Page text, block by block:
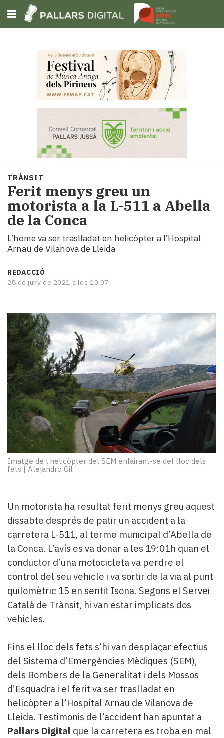
Subscriu-t'hi
Portada
Societat
Política
municipis
Economia
i
turisme
Esports
Mai
i
mitjans
El
temps
Reportatges
Entrevistes
Enquestes
A
escena!
Dis
la
teva!
Subscriptors
La
newsletter
Contingut
patrocinat
Lo
més
Editorial
TRÀNSIT
Ferit menys greu un
motorista a la L-511 a Abella
de la Conca
L’home va ser traslladat en helicòpter a l’Hospital
Arnau de Vilanova de Lleida
REDACCIÓ
28 de juny de 2021 a les 10:07
Imatge de l’helicòpter del SEM enlairant-se del lloc dels
fets | Alejandro Gil
Un motorista ha resultat ferit menys greu aquest
dissabte després de patir un accident a la
carretera L-511, al terme municipal d’Abella de
la Conca. L’avís es va donar a les 19:01h quan el
conductor d’una motocicleta va perdre el
control del seu vehicle i va sortir de la via al punt
quilomètric 15 en sentit Isona. Segons el Servei
Català de Trànsit, hi van estar implicats dos
vehicles.
Fins el lloc dels fets s’hi van desplaçar efectius
del Sistema d’Emergències Mèdiques (SEM),
dels Bombers de la Generalitat i dels Mossos
d’Esquadra i el ferit va ser traslladat en
helicòpter a l’Hospital Arnau de Vilanova de
Lleida. Testimonis de l’accident han apuntat a
Pallars Digital que la carretera es troba en mal